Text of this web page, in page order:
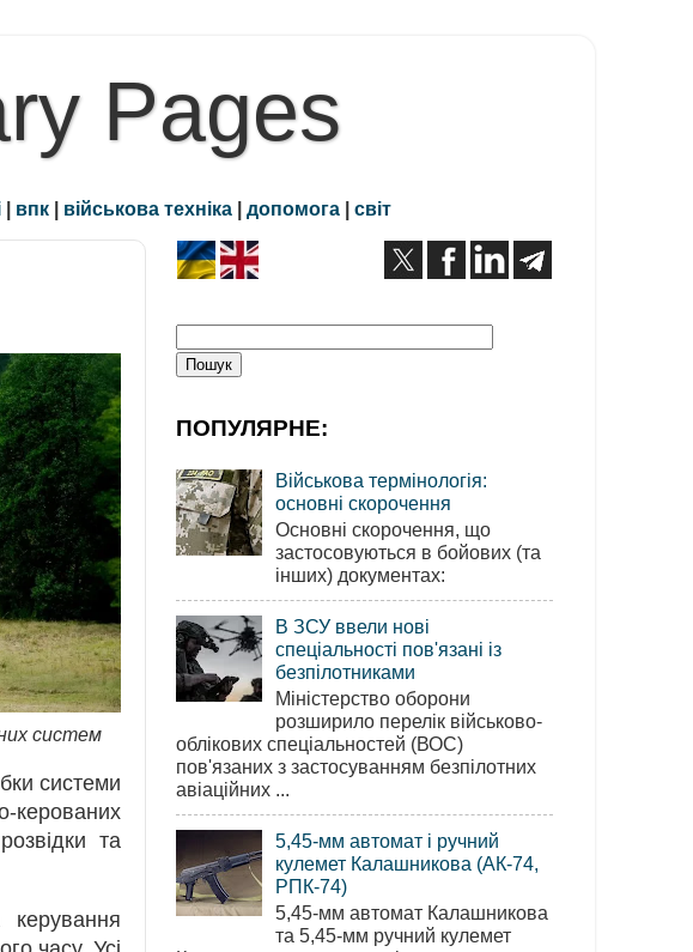
Pages
| впк | військова техніка | допомога | світ
систем
системи
керованих
та
ПОПУЛЯРНЕ:
Військова термінологія:
основні скорочення
Основні скорочення, що
застосовуються в бойових (та
інших) документах:
В ЗСУ ввели нові
спеціальності пов'язані із
безпілотниками
Міністерство оборони
розширило перелік військово-
облікових спеціальностей (ВОС)
пов'язаних з застосуванням безпілотних
авіаційних ...
5,45-мм автомат і ручний
кулемет Калашникова (АК-74,
РПК-74)
5,45-мм автомат Калашникова
та 5,45-мм ручний кулемет